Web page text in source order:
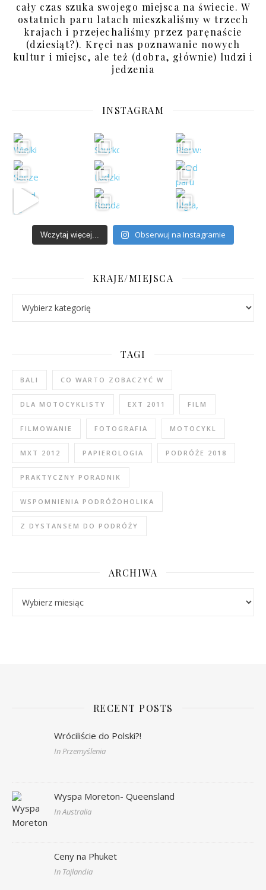
cały czas szuka swojego miejsca na świecie. W
ostatnich paru latach mieszkaliśmy w trzech
krajach i przejechaliśmy przez paręnaście
(dziesiąt?). Kręci nas poznawanie nowych
kultur i miejsc, ale też (dobra, głównie) ludzi i
jedzenia
INSTAGRAM
Wczytaj więcej... Obserwuj na Instagramie
KRAJE/MIEJSCA
TAGI
BALI CO WARTO ZOBACZYĆ W
DLA MOTOCYKLISTY EXT 2011 FILM
FILMOWANIE FOTOGRAFIA MOTOCYKL
MXT 2012 PAPIEROLOGIA PODRÓŻE 2018
PRAKTYCZNY PORADNIK
WSPOMNIENIA PODRÓŻOHOLIKA
Z DYSTANSEM DO PODRÓŻY
ARCHIWA
RECENT POSTS
Wróciliście do Polski?!
In Przemyślenia
Wyspa Moreton- Queensland
In Australia
Ceny na Phuket
In Tajlandia